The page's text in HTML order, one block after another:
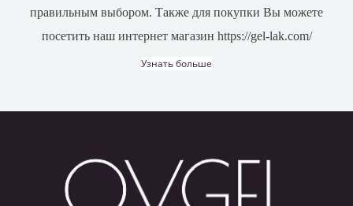
правильным выбором. Также для покупки Вы можете
посетить наш интернет магазин https://gel-lak.com/
Узнать больше